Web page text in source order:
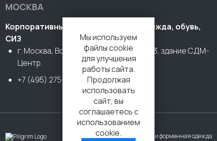
МОСКВА
Корпоративный офис (В2В). Спецодежда, обувь,
СИЗ
г. Москва, Волоколамское шоссе, д. 73, здание СДМ-
Центр.
+7 (495) 275-18-10
2026 © Спецодежда и форменная одежда
Мы используем
файлы cookie
для улучшения
работы сайта.
Продолжая
использовать
сайт, вы
соглашаетесь с
использованием
cookie.